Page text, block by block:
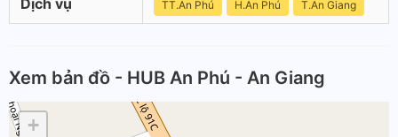
Dịch vụ TT.An Phú H.An Phú T.An Giang
Xem bản đồ - HUB An Phú - An Giang
+